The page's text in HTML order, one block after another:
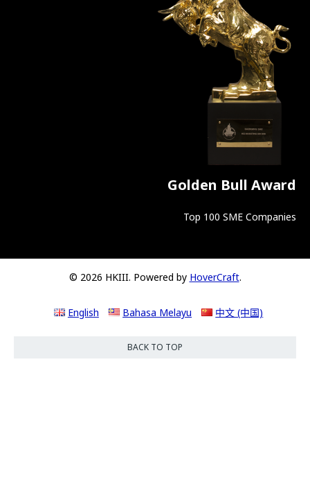
Golden Bull Award
Top 100 SME Companies
© 2026 HKIII. Powered by HoverCraft.
English Bahasa Melayu 中文 (中国)
BACK TO TOP